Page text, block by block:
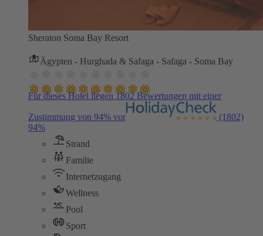
Sheraton Soma Bay Resort
Ägypten - Hurghada & Safaga - Safaga - Soma Bay
Für dieses Hotel liegen 1802 Bewertungen mit einer
Zustimmung von 94% vor
(1802)
94%
Strand
Familie
Internetzugang
Wellness
Pool
Sport